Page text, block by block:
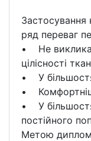
Застосування
ряд переваг
• Не
цілісності
• У
•
• У
постійного
Метою